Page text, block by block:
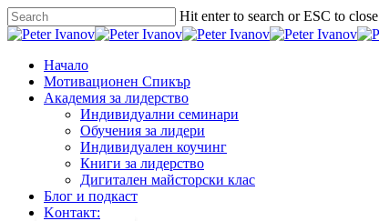
Skip
to
content
Hit enter to search or ESC to close
Close
Menu
Начало
Мотивационен Спикър
Академия за лидерство
Индивидуални семинари
Обучения за лидери
Индивидуален коучинг
Книги за лидерство
Дигитален майсторски клас
Блог и подкаст
Kонтакт: